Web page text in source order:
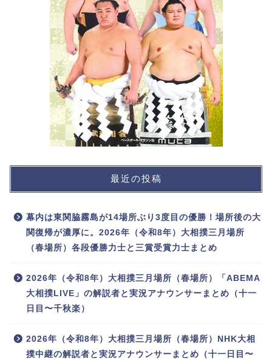
最近の投稿
幕内は東関脇霧島が14場所ぶり3度目の優勝！場所後の大
関復帰が濃厚に。2026年（令和8年）大相撲三月場所
（春場所）各段優勝力士と三賞受賞力士まとめ
2026年（令和8年）大相撲三月場所（春場所）「ABEMA
大相撲LIVE」の解説者と実況アナウンサーまとめ（十一
日目〜千秋楽）
2026年（令和8年）大相撲三月場所（春場所）NHK大相
撲中継の解説者と実況アナウンサーまとめ（十一日目〜